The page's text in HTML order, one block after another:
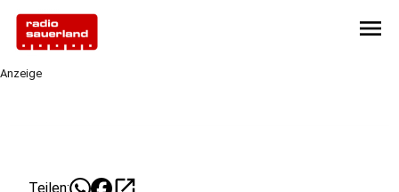
menu
Anzeige
Teilen: